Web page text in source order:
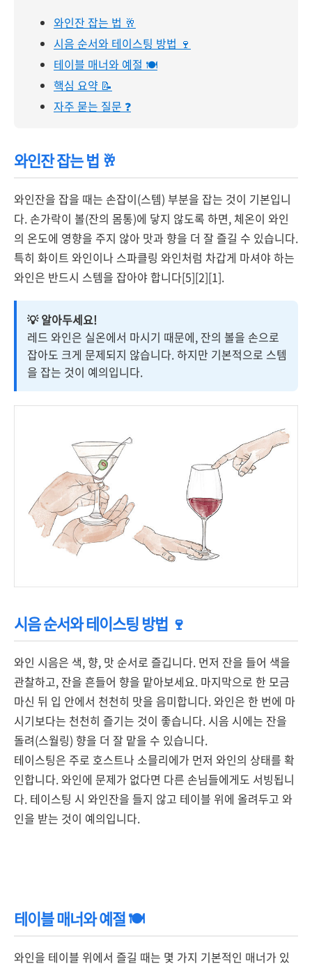
와인잔 잡는 법 🥂
시음 순서와 테이스팅 방법 🍷
테이블 매너와 예절 🍽️
핵심 요약 📝
자주 묻는 질문 ❓
와인잔 잡는 법 🥂
와인잔을 잡을 때는 손잡이(스템) 부분을 잡는 것이 기본입니
다. 손가락이 볼(잔의 몸통)에 닿지 않도록 하면, 체온이 와인
의 온도에 영향을 주지 않아 맛과 향을 더 잘 즐길 수 있습니다.
특히 화이트 와인이나 스파클링 와인처럼 차갑게 마셔야 하는
와인은 반드시 스템을 잡아야 합니다[5][2][1].
💡 알아두세요!
레드 와인은 실온에서 마시기 때문에, 잔의 볼을 손으로
잡아도 크게 문제되지 않습니다. 하지만 기본적으로 스템
을 잡는 것이 예의입니다.
시음 순서와 테이스팅 방법 🍷
와인 시음은 색, 향, 맛 순서로 즐깁니다. 먼저 잔을 들어 색을
관찰하고, 잔을 흔들어 향을 맡아보세요. 마지막으로 한 모금
마신 뒤 입 안에서 천천히 맛을 음미합니다. 와인은 한 번에 마
시기보다는 천천히 즐기는 것이 좋습니다. 시음 시에는 잔을
돌려(스월링) 향을 더 잘 맡을 수 있습니다.
테이스팅은 주로 호스트나 소믈리에가 먼저 와인의 상태를 확
인합니다. 와인에 문제가 없다면 다른 손님들에게도 서빙됩니
다. 테이스팅 시 와인잔을 들지 않고 테이블 위에 올려두고 와
인을 받는 것이 예의입니다.
테이블 매너와 예절 🍽️
와인을 테이블 위에서 즐길 때는 몇 가지 기본적인 매너가 있